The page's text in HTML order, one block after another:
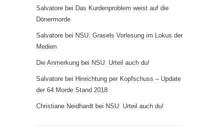
Salvatore bei Das Kurdenproblem weist auf die
Dönermorde
Salvatore bei NSU: Grasels Vorlesung im Lokus der
Medien
Die Anmerkung bei NSU: Urteil auch du!
Salvatore bei Hinrichtung per Kopfschuss – Update
der 64 Morde Stand 2018
Christiane Neidhardt bei NSU: Urteil auch du!